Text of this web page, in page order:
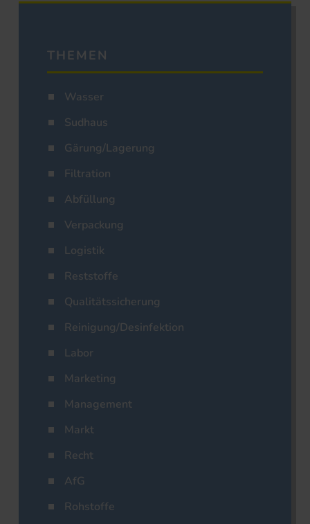
THEMEN
Wasser
Sudhaus
Gärung/Lagerung
Filtration
Abfüllung
Verpackung
Logistik
Reststoffe
Qualitätssicherung
Reinigung/Desinfektion
Labor
Marketing
Management
Markt
Recht
AfG
Rohstoffe